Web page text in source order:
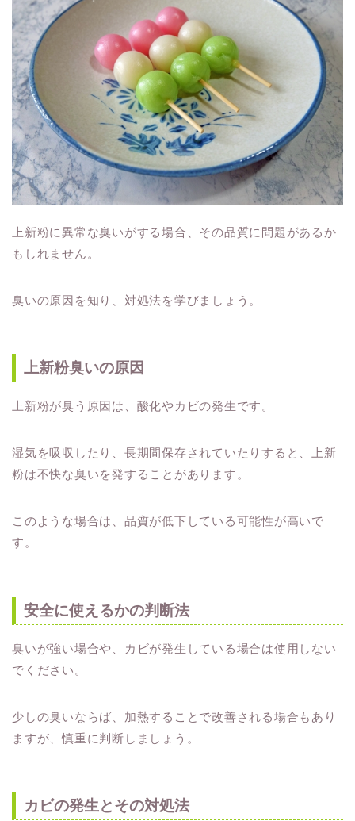
上新粉に異常な臭いがする場合、その品質に問題があるか
もしれません。
臭いの原因を知り、対処法を学びましょう。
上新粉臭いの原因
上新粉が臭う原因は、酸化やカビの発生です。
湿気を吸収したり、長期間保存されていたりすると、上新
粉は不快な臭いを発することがあります。
このような場合は、品質が低下している可能性が高いで
す。
安全に使えるかの判断法
臭いが強い場合や、カビが発生している場合は使用しない
でください。
少しの臭いならば、加熱することで改善される場合もあり
ますが、慎重に判断しましょう。
カビの発生とその対処法